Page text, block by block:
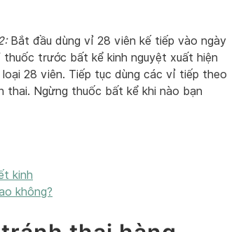
Bắt đầu dùng vỉ 28 viên kế tiếp vào ngày
thuốc trước bất kể kinh nguyệt xuất hiện
28 viên. Tiếp tục dùng các vỉ tiếp theo
Ngừng thuốc bất kể khi nào bạn
kinh
không?